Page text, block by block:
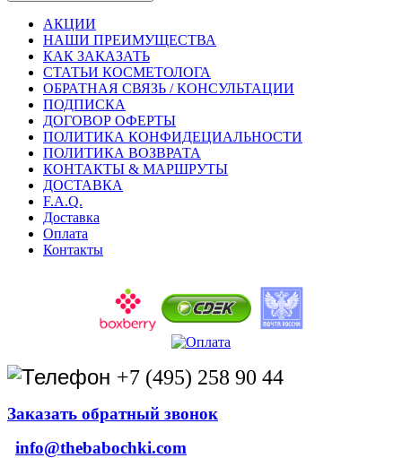
АКЦИИ
НАШИ ПРЕИМУЩЕСТВА
КАК ЗАКАЗАТЬ
СТАТЬИ КОСМЕТОЛОГА
ОБРАТНАЯ СВЯЗЬ / КОНСУЛЬТАЦИИ
ПОДПИСКА
ДОГОВОР ОФЕРТЫ
ПОЛИТИКА КОНФИДЕЦИАЛЬНОСТИ
ПОЛИТИКА ВОЗВРАТА
КОНТАКТЫ & МАРШРУТЫ
ДОСТАВКА
F.A.Q.
Доставка
Оплата
Контакты
+7 (495) 258 90 44
Заказать обратный звонок
info@thebabochki.com